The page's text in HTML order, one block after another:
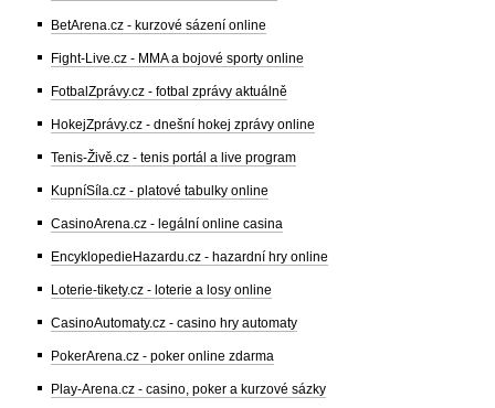
BetArena.cz - kurzové sázení online
Fight-Live.cz - MMA a bojové sporty online
FotbalZprávy.cz - fotbal zprávy aktuálně
HokejZprávy.cz - dnešní hokej zprávy online
Tenis-Živě.cz - tenis portál a live program
KupníSíla.cz - platové tabulky online
CasinoArena.cz - legální online casina
EncyklopedieHazardu.cz - hazardní hry online
Loterie-tikety.cz - loterie a losy online
CasinoAutomaty.cz - casino hry automaty
PokerArena.cz - poker online zdarma
Play-Arena.cz - casino, poker a kurzové sázky